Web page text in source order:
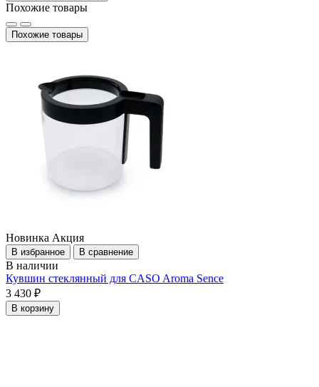
Похожие товары
Похожие товары
Новинка Акция
В избранное В сравнение
В наличии
Кувшин стеклянный для CASO Aroma Sence
3 430 ₽
В корзину